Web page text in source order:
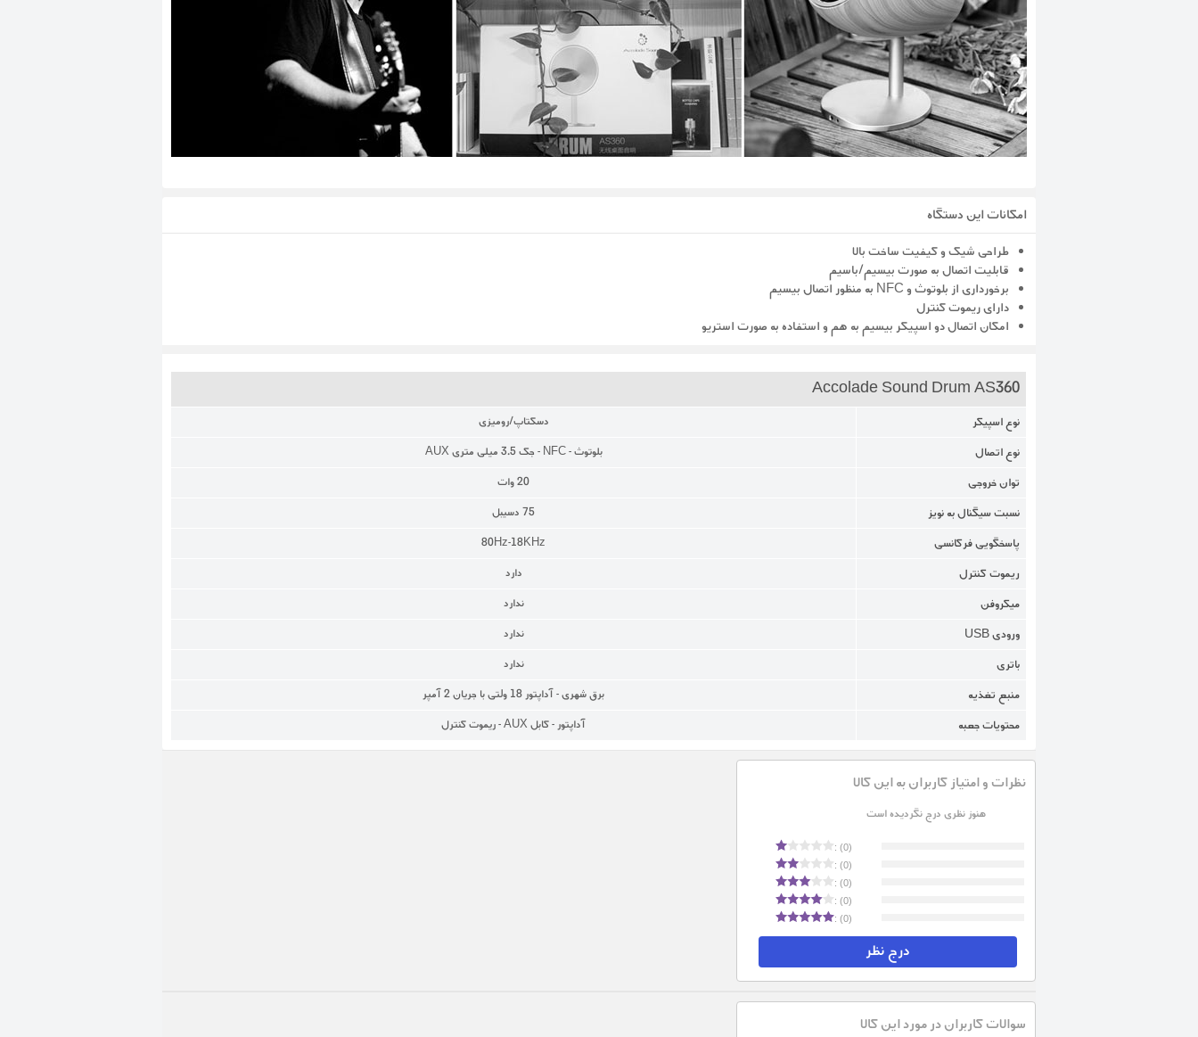
امکانات این دستگاه
طراحی شیک و کیفیت ساخت بالا
قابلیت اتصال به صورت بیسیم/باسیم
برخورداری از بلوتوث و NFC به منظور اتصال بیسیم
دارای ریموت کنترل
امکان اتصال دو اسپیکر بیسیم به هم و استفاده به صورت استریو
Accolade Sound Drum AS360
نوع اسپیکر دسکتاپ/رومیزی
نوع اتصال بلوتوث - NFC - جک 3.5 میلی متری AUX
توان خروجی 20 وات
نسبت سیگنال به نویز 75 دسیبل
پاسخگویی فرکانسی 80Hz-18KHz
ریموت کنترل دارد
میکروفن ندارد
ورودی USB ندارد
باتری ندارد
منبع تغذیه برق شهری - آداپتور 18 ولتی با جریان ۲ آمپر
محتویات جعبه آداپتور - کابل AUX - ریموت کنترل
نظرات و امتیاز کاربران به این کالا
هنوز نظری درج نگردیده است
(0) :
(0) :
(0) :
(0) :
(0) :
درج نظر
سوالات کاربران در مورد این کالا